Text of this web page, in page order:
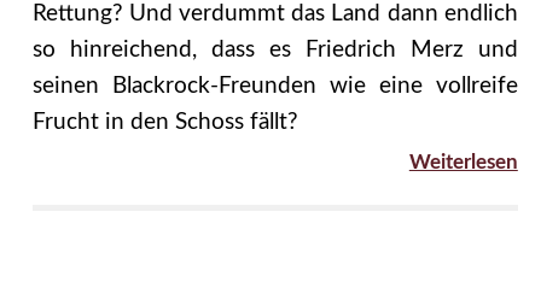
Rettung? Und verdummt das Land dann endlich
so hinreichend, dass es Friedrich Merz und
seinen Blackrock-Freunden wie eine vollreife
Frucht in den Schoss fällt?
Weiterlesen